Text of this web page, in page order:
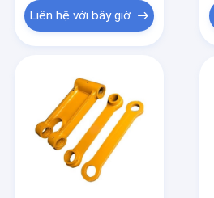
Liên hệ với bây giờ